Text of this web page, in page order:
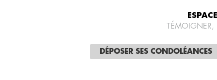
DÉPOSER SES CONDOLÉANCES